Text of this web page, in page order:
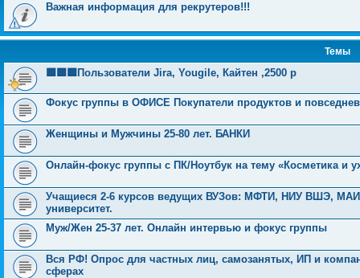
Важная информация для рекрутеров!!!
Темы
🟩🟩🟩Пользователи Jira, Yougilе, Кайтен ,2500 р
Фокус группы в ОФИСЕ Покупатели продуктов и
Женщины и Мужчины 25-80 лет. БАНКИ
Онлайн-фокус группы с ПК/Ноутбук на тему «Косметика и
Учащиеся 2-6 курсов ведущих ВУЗов: МФТИ, НИУ ВШЭ,
университет.
Муж/Жен 25-37 лет. Онлайн интервью и фокус группы
Вся РФ! Опрос для частных лиц, самозанятых, ИП и
сферах